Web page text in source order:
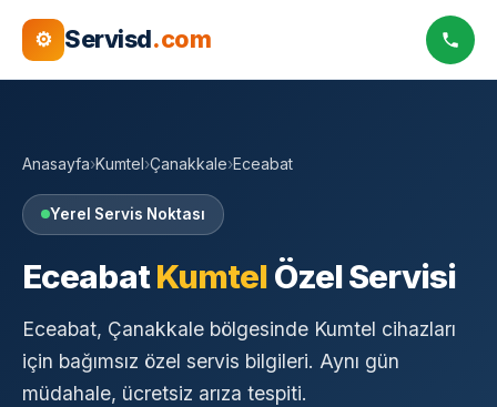
⚙ Servisd.com
Anasayfa›Kumtel›Çanakkale›Eceabat
Yerel Servis Noktası
EceabatKumtelÖzel Servisi
Eceabat, Çanakkale bölgesinde Kumtel cihazları
için bağımsız özel servis bilgileri. Aynı gün
müdahale, ücretsiz arıza tespiti.